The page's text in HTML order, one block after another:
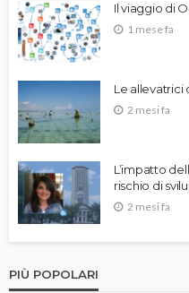
Il viaggio di
1 mese fa
Le allevatrici
2 mesi fa
L’impatto
rischio di
2 mesi fa
PIÙ POPOLARI